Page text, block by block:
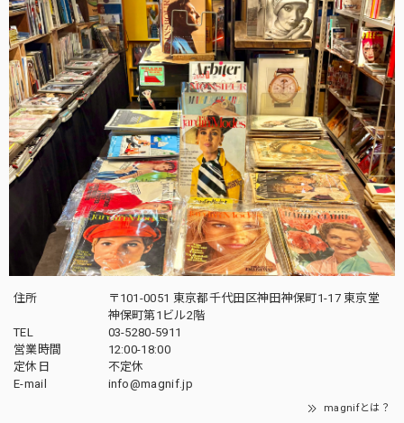
住所
〒101-0051 東京都千代田区神田神保町1-17 東京堂
神保町第1ビル2階
TEL
03-5280-5911
営業時間
12:00-18:00
定休日
不定休
E-mail
info@magnif.jp
magnifとは？